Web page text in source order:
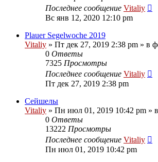
Последнее сообщение Vitaliy
Вс янв 12, 2020 12:10 pm
Plauer Segelwoche 2019
Vitaliy » Пт дек 27, 2019 2:38 pm » в
0 Ответы
7325 Просмотры
Последнее сообщение Vitaliy
Пт дек 27, 2019 2:38 pm
Сейшелы
Vitaliy » Пн июл 01, 2019 10:42 pm »
0 Ответы
13222 Просмотры
Последнее сообщение Vitaliy
Пн июл 01, 2019 10:42 pm